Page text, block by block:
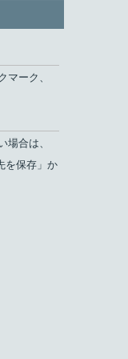
ーク、
合は、
を保存」か